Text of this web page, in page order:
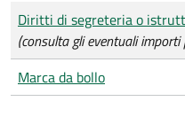
Tipo di pagamento
Importo
Diritti di segreteria o
(consulta gli eventuali importi
Marca da bollo